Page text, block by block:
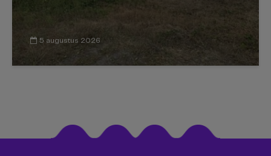
5 augustus 2026